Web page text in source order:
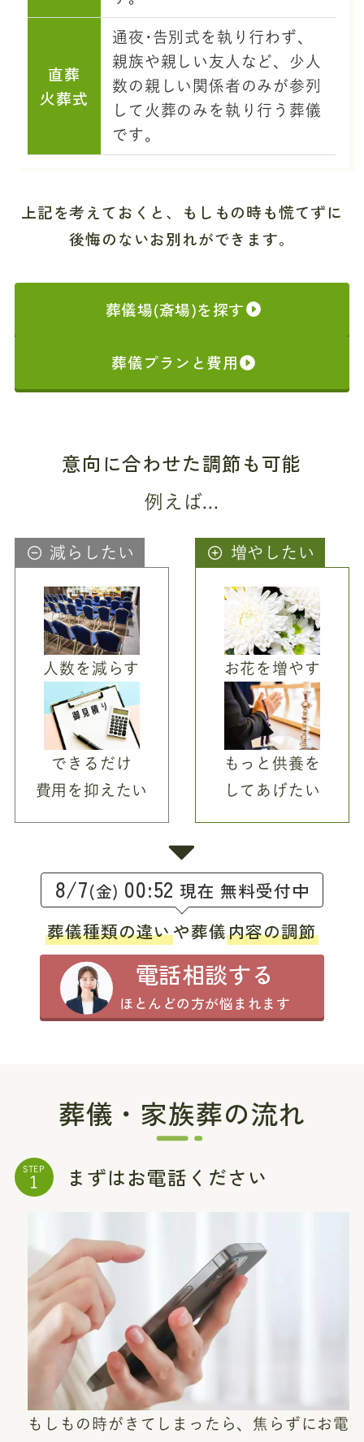
直葬
火葬式
通夜･告別式を執り行わず、
親族や親しい友人など、少人
数の親しい関係者のみが参列
して火葬のみを執り行う葬儀
です。
上記を考えておくと、もしもの時も慌てずに
後悔のないお別れができます。
葬儀場(斎場)を探す
葬儀プランと費用
意向に合わせた調節も可能
例えば...
減らしたい
人数を減らす
できるだけ
費用を抑えたい
増やしたい
お花を増やす
もっと供養を
してあげたい
8/7(金) 00:52 現在 無料受付中
葬儀種類の違いや葬儀内容の調節
電話相談する
ほとんどの方が悩まれます
葬儀・家族葬の流れ
STEP まずはお電話ください
もしもの時がきてしまったら、焦らずにお電